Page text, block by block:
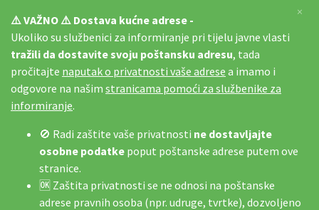
⚠️ VAŽNO ⚠️ Dostava kućne adrese -
Ukoliko su službenici za informiranje pri tijelu javne vlasti
tražili da dostavite svoju poštansku adresu, tada
pročitajte naputak o privatnosti vaše adrese a imamo i
odgovore na našim stranicama pomoći za službenike za
informiranje.
🚫 Radi zaštite vaše privatnosti ne dostavljajte
osobne podatke poput poštanske adrese putem ove
stranice.
🆗 Zaštita privatnosti se ne odnosi na poštanske
adrese pravnih osoba (npr. udruge, tvrtke), dozvoljeno
×